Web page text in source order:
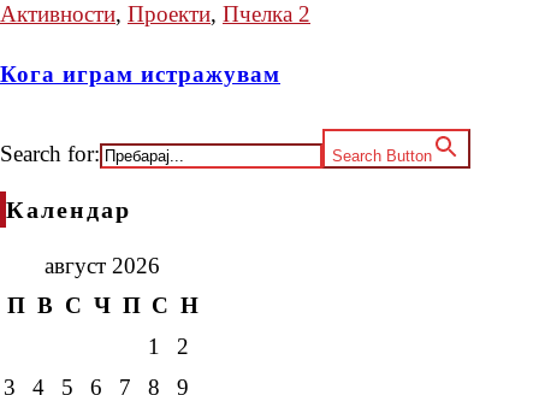
Активности, Проекти, Пчелка 2
Кога играм истражувам
Search for: Search Button
Календар
август 2026
П В С Ч П С Н
1
2
3
4 5 6 7 8
9